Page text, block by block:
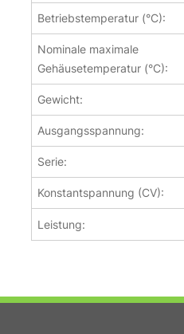
Betriebstemperatur (°C):
Nominale maximale
Gehäusetemperatur (°C):
Gewicht:
Ausgangsspannung:
Serie:
Konstantspannung (CV):
Leistung: